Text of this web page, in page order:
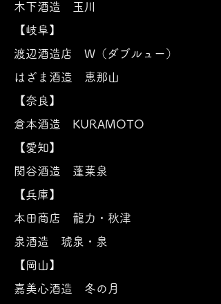
木下酒造
玉川
【岐阜】
渡辺酒造店 W（ダブルュー）
はざま酒造 恵那山
【奈良】
倉本酒造 KURAMOTO
【愛知】
関谷酒造 蓬莱泉
【兵庫】
本田商店 龍力・秋津
泉酒造 琥泉・泉
【岡山】
​嘉美心酒造 冬の月